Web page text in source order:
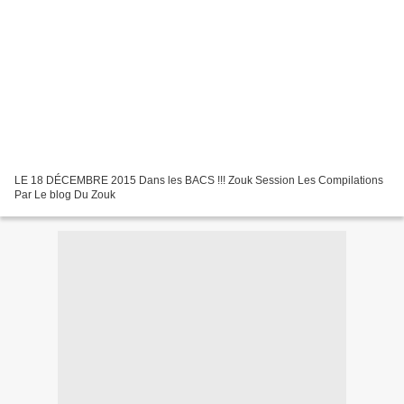
LE 18 DÉCEMBRE 2015 Dans les BACS !!! Zouk Session Les Compilations
Par Le blog Du Zouk